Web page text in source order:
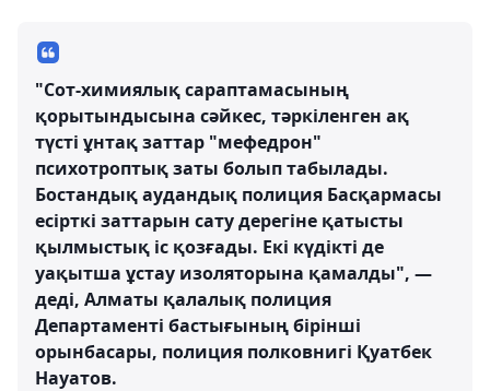
"Сот-химиялық сараптамасының
қорытындысына сәйкес, тәркіленген ақ
түсті ұнтақ заттар "мефедрон"
психотроптық заты болып табылады.
Бостандық аудандық полиция Басқармасы
есірткі заттарын сату дерегіне қатысты
қылмыстық іс қозғады. Екі күдікті де
уақытша ұстау изоляторына қамалды", —
деді, Алматы қалалық полиция
Департаменті бастығының бірінші
орынбасары, полиция полковнигі Қуатбек
Науатов.